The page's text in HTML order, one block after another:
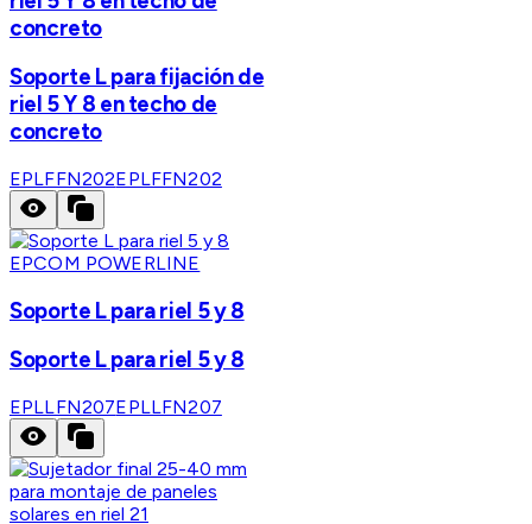
concreto
Soporte L para fijación de
riel 5 Y 8 en techo de
concreto
EPLFFN202EPLFFN202
EPCOM POWERLINE
Soporte L para riel 5 y 8
Soporte L para riel 5 y 8
EPLLFN207EPLLFN207